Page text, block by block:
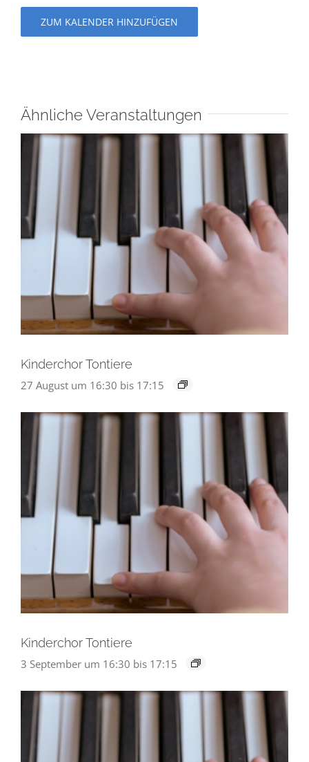
ZUM KALENDER HINZUFÜGEN
Ähnliche Veranstaltungen
Kinderchor Tontiere
27 August um 16:30 bis 17:15
Kinderchor Tontiere
3 September um 16:30 bis 17:15